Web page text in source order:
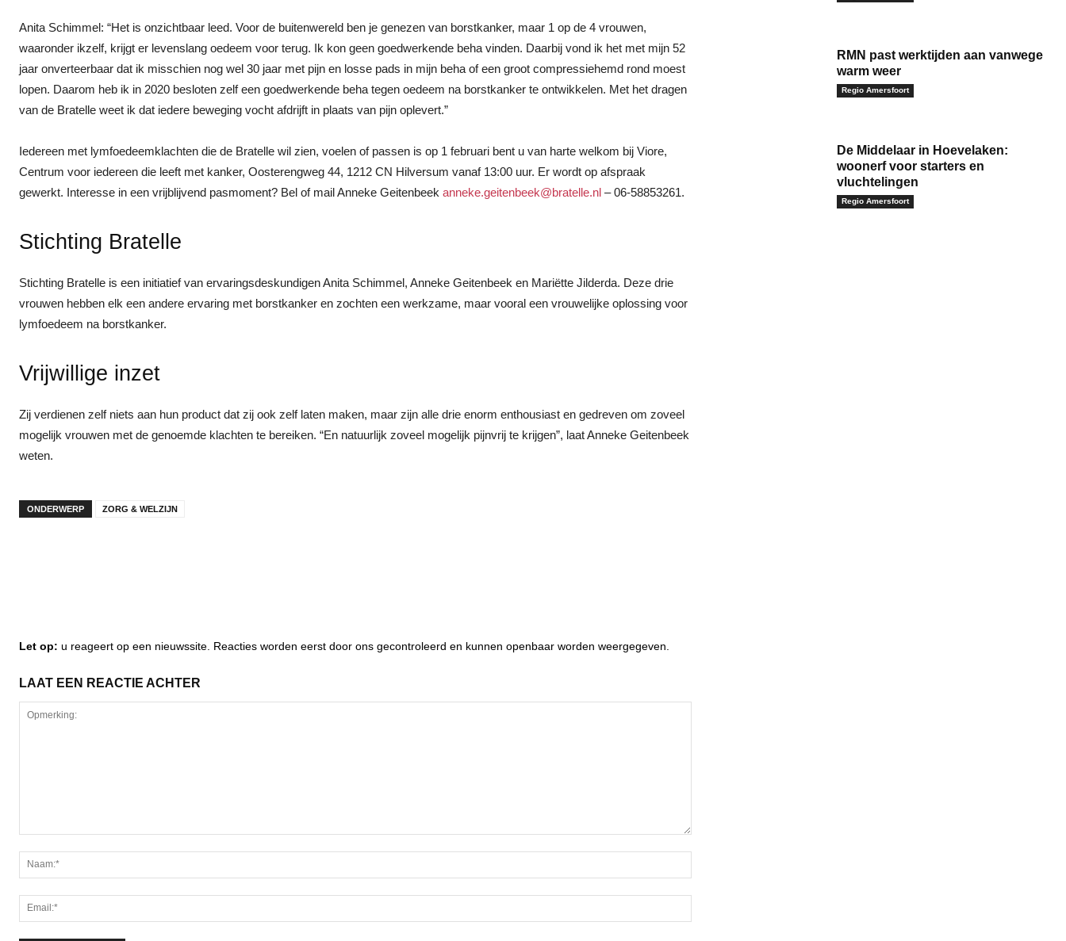
Anita Schimmel: “Het is onzichtbaar leed. Voor de buitenwereld ben je genezen van borstkanker, maar 1 op de 4 vrouwen,
waaronder ikzelf, krijgt er levenslang oedeem voor terug. Ik kon geen goedwerkende beha vinden. Daarbij vond ik het met mijn 52
jaar onverteerbaar dat ik misschien nog wel 30 jaar met pijn en losse pads in mijn beha of een groot compressiehemd rond moest
lopen. Daarom heb ik in 2020 besloten zelf een goedwerkende beha tegen oedeem na borstkanker te ontwikkelen. Met het dragen
van de Bratelle weet ik dat iedere beweging vocht afdrijft in plaats van pijn oplevert.”
Iedereen met lymfoedeemklachten die de Bratelle wil zien, voelen of passen is op 1 februari bent u van harte welkom bij Viore,
Centrum voor iedereen die leeft met kanker, Oosterengweg 44, 1212 CN Hilversum vanaf 13:00 uur. Er wordt op afspraak
gewerkt. Interesse in een vrijblijvend pasmoment? Bel of mail Anneke Geitenbeek anneke.geitenbeek@bratelle.nl – 06-58853261.
Stichting Bratelle
Stichting Bratelle is een initiatief van ervaringsdeskundigen Anita Schimmel, Anneke Geitenbeek en Mariëtte Jilderda. Deze drie
vrouwen hebben elk een andere ervaring met borstkanker en zochten een werkzame, maar vooral een vrouwelijke oplossing voor
lymfoedeem na borstkanker.
Vrijwillige inzet
Zij verdienen zelf niets aan hun product dat zij ook zelf laten maken, maar zijn alle drie enorm enthousiast en gedreven om zoveel
mogelijk vrouwen met de genoemde klachten te bereiken. “En natuurlijk zoveel mogelijk pijnvrij te krijgen”, laat Anneke Geitenbeek
weten.
ONDERWERP ZORG & WELZIJN
Let op: u reageert op een nieuwssite. Reacties worden eerst door ons gecontroleerd en kunnen openbaar worden weergegeven.
LAAT EEN REACTIE ACHTER
RMN past werktijden aan vanwege
warm weer
Regio Amersfoort
De Middelaar in Hoevelaken:
woonerf voor starters en
vluchtelingen
Regio Amersfoort